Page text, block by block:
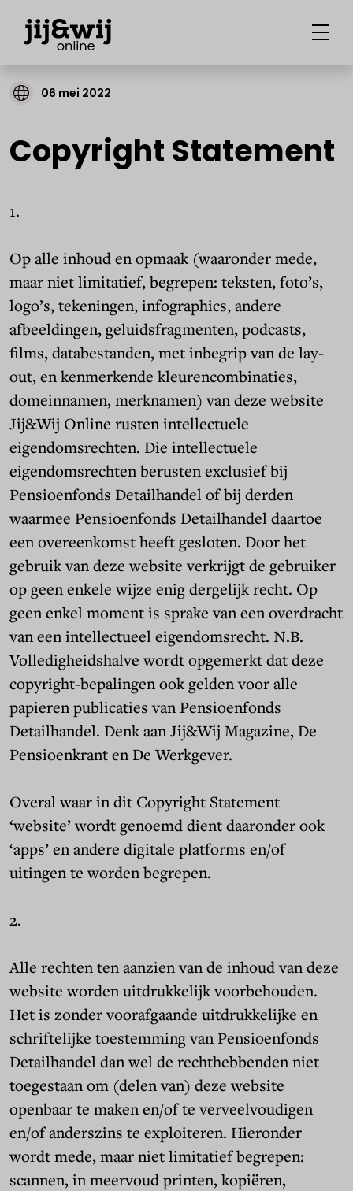
06 mei 2022
Copyright Statement
1.
Op alle inhoud en opmaak (waaronder mede,
maar niet limitatief, begrepen: teksten, foto’s,
logo’s, tekeningen, infographics, andere
afbeeldingen, geluidsfragmenten, podcasts,
films, databestanden, met inbegrip van de lay-
out, en kenmerkende kleurencombinaties,
domeinnamen, merknamen) van deze website
Jij&Wij Online rusten intellectuele
eigendomsrechten. Die intellectuele
eigendomsrechten berusten exclusief bij
Pensioenfonds Detailhandel of bij derden
waarmee Pensioenfonds Detailhandel daartoe
een overeenkomst heeft gesloten. Door het
gebruik van deze website verkrijgt de gebruiker
op geen enkele wijze enig dergelijk recht. Op
geen enkel moment is sprake van een overdracht
van een intellectueel eigendomsrecht. N.B.
Volledigheidshalve wordt opgemerkt dat deze
copyright-bepalingen ook gelden voor alle
papieren publicaties van Pensioenfonds
Detailhandel. Denk aan Jij&Wij Magazine, De
Pensioenkrant en De Werkgever.
Overal waar in dit Copyright Statement
‘website’ wordt genoemd dient daaronder ook
‘apps’ en andere digitale platforms en/of
uitingen te worden begrepen.
2.
Alle rechten ten aanzien van de inhoud van deze
website worden uitdrukkelijk voorbehouden.
Het is zonder voorafgaande uitdrukkelijke en
schriftelijke toestemming van Pensioenfonds
Detailhandel dan wel de rechthebbenden niet
toegestaan om (delen van) deze website
openbaar te maken en/of te verveelvoudigen
en/of anderszins te exploiteren. Hieronder
wordt mede, maar niet limitatief begrepen:
scannen, in meervoud printen, kopiëren,